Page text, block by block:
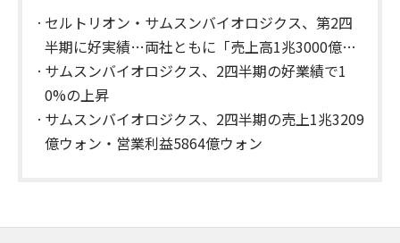
セルトリオン・サムスンバイオロジクス、第2四
半期に好実績…両社ともに「売上高1兆3000億ウ
ォン」を突破
サムスンバイオロジクス、2四半期の好業績で1
0%の上昇
サムスンバイオロジクス、2四半期の売上1兆3209
億ウォン・営業利益5864億ウォン